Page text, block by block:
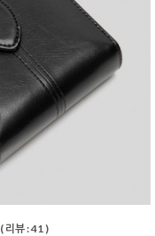
( 리뷰 : 41 )